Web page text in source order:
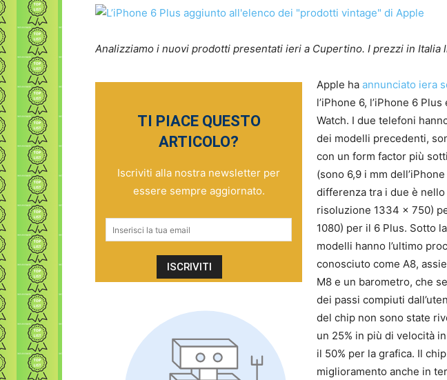
Analizziamo i nuovi prodotti presentati ieri a Cupertino. I prezzi in Italia
TI PIACE QUESTO
ARTICOLO?
Iscriviti alla nostra newsletter per
essere sempre aggiornato.
Apple ha annunciato iera
l’iPhone 6, l’iPhone 6
Watch. I due telefoni
dei modelli precedenti,
con un form factor più
(sono 6,9 i mm
differenza tra i due è
risoluzione 1334 x 750)
1080) per il 6 Plus. Sotto
modelli hanno l’ultimo
conosciuto come A8,
M8 e un barometro, che
dei passi compiuti
del chip non sono state
un 25% in più di velocità
il 50% per la grafica. Il
miglioramento anche in